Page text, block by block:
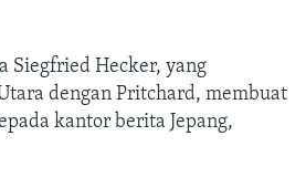
Siegfried Hecker, yang
dengan Pritchard, membuat
kantor berita Jepang,